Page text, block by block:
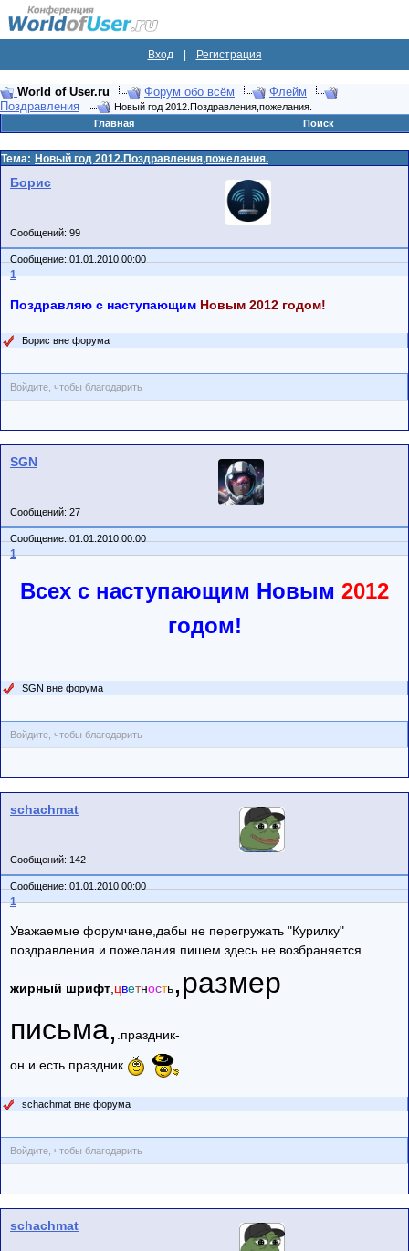
Вход Регистрация
World of User.ru Форум обо всём
Флейм
Поздравления
Новый год 2012.Поздравления,пожелания.
Главная
Поиск
Тема: Новый год 2012.Поздравления,пожелания.
Борис
Сообщений: 99
Сообщение: 01.01.2010 00:00
1
Поздравляю с наступающим Новым 2012 годом!
Борис вне форума
Войдите, чтобы благодарить
SGN
Сообщений: 27
Сообщение: 01.01.2010 00:00
1
Всех с наступающим Новым 2012
годом!
SGN вне форума
Войдите, чтобы благодарить
schachmat
Сообщений: 142
Сообщение: 01.01.2010 00:00
1
Уважаемые форумчане,дабы не перегружать "Курилку"
поздравления и пожелания пишем здесь.не возбраняется
жирный шрифт цветность,размер
письма, .праздник-
он и есть праздник.
schachmat вне форума
Войдите, чтобы благодарить
schachmat